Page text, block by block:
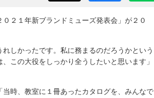
１年新ブランドミューズ発表会」が２０
しかったです。私に務まるのだろうかという
この大役をしっかり全うしたいと思います」
時、教室に１冊あったカタログを、みんなで